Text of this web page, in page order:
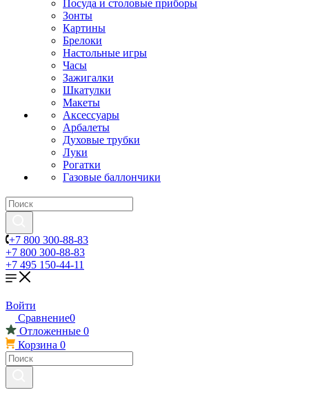
Посуда и столовые приборы
Зонты
Картины
Брелоки
Настольные игры
Часы
Зажигалки
Шкатулки
Макеты
Аксессуары
Арбалеты
Духовые трубки
Луки
Рогатки
Газовые баллончики
+7 800 300-88-83
+7 800 300-88-83
+7 495 150-44-11
Войти
Сравнение0
Отложенные 0
Корзина 0